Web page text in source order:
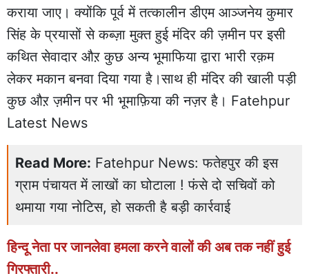
कराया जाए। क्योंकि पूर्व में तत्कालीन डीएम आञ्जनेय कुमार
सिंह के प्रयासों से कब्ज़ा मुक्त हुई मंदिर की ज़मीन पर इसी
कथित सेवादार औऱ कुछ अन्य भूमाफिया द्वारा भारी रक़म
लेकर मकान बनवा दिया गया है।साथ ही मंदिर की खाली पड़ी
कुछ औऱ ज़मीन पर भी भूमाफ़िया की नज़र है। Fatehpur
Latest News
Read More: Fatehpur News: फतेहपुर की इस
ग्राम पंचायत में लाखों का घोटाला ! फंसे दो सचिवों को
थमाया गया नोटिस, हो सकती है बड़ी कार्रवाई
हिन्दू नेता पर जानलेवा हमला करने वालों की अब तक नहीं हुई
गिरफ्तारी..